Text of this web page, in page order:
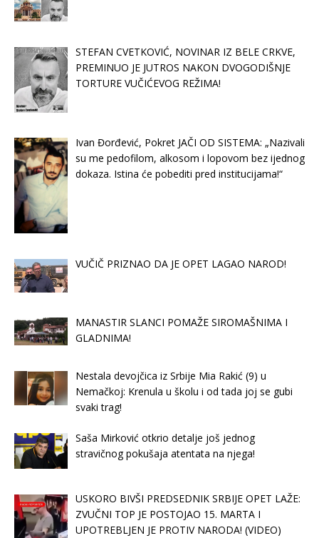
STEFAN CVETKOVIĆ, NOVINAR IZ BELE CRKVE,
PREMINUO JE JUTROS NAKON DVOGODIŠNJE
TORTURE VUČIĆEVOG REŽIMA!
Ivan Đorđević, Pokret JAČI OD SISTEMA: „Nazivali
su me pedofilom, alkosom i lopovom bez ijednog
dokaza. Istina će pobediti pred institucijama!“
VUČIČ PRIZNAO DA JE OPET LAGAO NAROD!
MANASTIR SLANCI POMAŽE SIROMAŠNIMA I
GLADNIMA!
Nestala devojčica iz Srbije Mia Rakić (9) u
Nemačkoj: Krenula u školu i od tada joj se gubi
svaki trag!
Saša Mirković otkrio detalje još jednog
stravičnog pokušaja atentata na njega!
USKORO BIVŠI PREDSEDNIK SRBIJE OPET LAŽE:
ZVUČNI TOP JE POSTOJAO 15. MARTA I
UPOTREBLJEN JE PROTIV NARODA! (VIDEO)